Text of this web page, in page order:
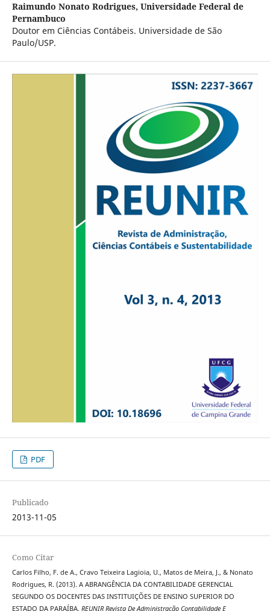
Raimundo Nonato Rodrigues, Universidade Federal de
Pernambuco
Doutor em Ciências Contábeis. Universidade de São
Paulo/USP.
PDF
Publicado
2013-11-05
Como Citar
Carlos Filho, F. de A., Cravo Teixeira Lagioia, U., Matos de Meira, J., & Nonato
Rodrigues, R. (2013). A ABRANGÊNCIA DA CONTABILIDADE GERENCIAL
SEGUNDO OS DOCENTES DAS INSTITUIÇÕES DE ENSINO SUPERIOR DO
ESTADO DA PARAÍBA. REUNIR Revista De Administração Contabilidade E